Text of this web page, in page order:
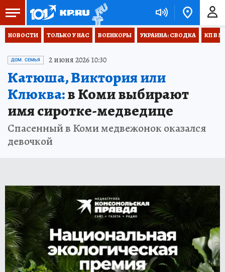
НОВОСТИ ТОЛЬКО У НАС ВОЕНКОРЫ УКРАИНА: СВОДКА КП В
ДОМ. СЕМЬЯ 2 июня 2026 10:30
Катюша, Виктория или
Клюква:в Коми выбирают
имя сиротке-медведице
Спасенный в Коми медвежонок оказался
девочкой